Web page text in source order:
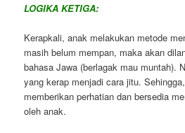
LOGIKA KETIGA:
Kerapkali, anak melakukan metode
masih belum mempan, maka akan
bahasa Jawa (berlagak mau muntah).
yang kerap menjadi cara jitu.
memberikan perhatian dan bersedia
oleh anak.